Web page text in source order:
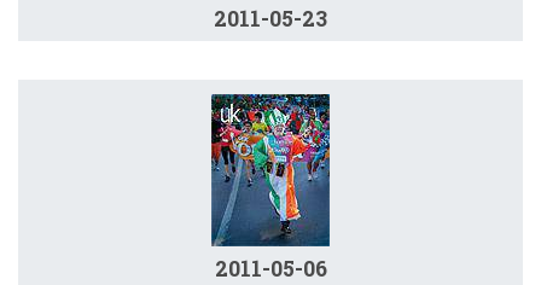
2011-05-23
2011-05-06